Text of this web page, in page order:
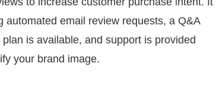
email review requests, a Q&A
is available, and support is provided
your brand image.